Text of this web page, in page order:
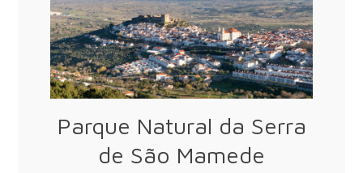
Parque Natural da Serra
de São Mamede